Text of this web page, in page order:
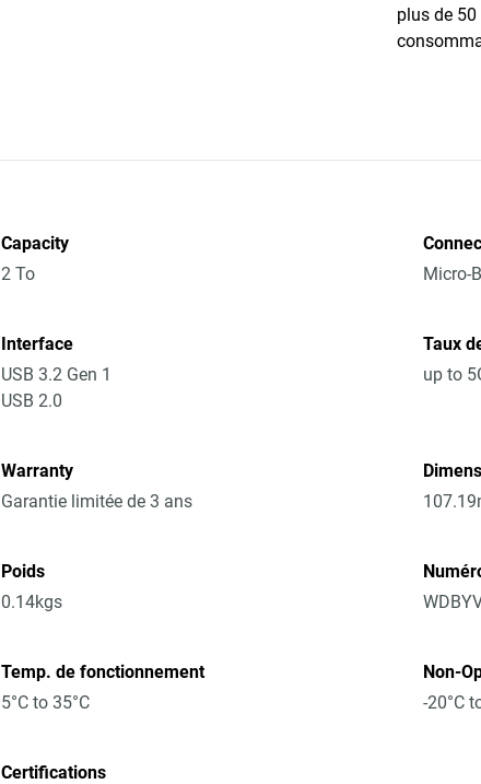
plus de 50
Capacity
2 To
Micro-B
Interface
USB 3.2 Gen 1
USB 2.0
Taux
up to
Warranty
Garantie limitée de 3 ans
Poids
0.14kgs
Temp. de fonctionnement
5°C to 35°C
Non-
-20°C
Certifications